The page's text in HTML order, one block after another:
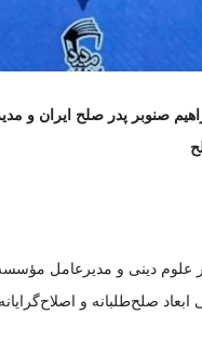
صنوبر پدر صلح ایران و
علوم دینی و مدیرعامل
صلح‌طلبانه و اصلاح‌گرایانه